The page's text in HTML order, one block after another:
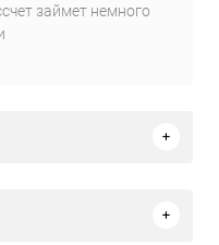
займет немного